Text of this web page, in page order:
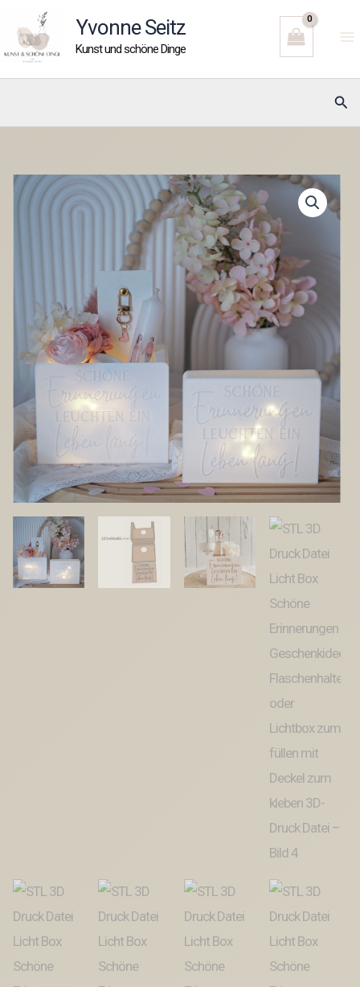
Inhalt
springen
Yvonne Seitz
Kunst und schöne Dinge